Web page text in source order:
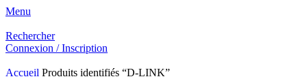
Menu
Rechercher
Connexion / Inscription
Accueil Produits identifiés “D-LINK”